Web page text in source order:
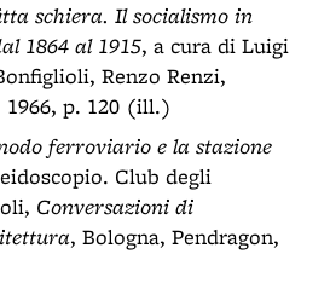
schiera. Il socialismo in
1864 al 1915, a cura di Luigi
Renzo Renzi,
1966, p. 120 (ill.)
ferroviario e la stazione
Club degli
Conversazioni di
, Bologna, Pendragon,